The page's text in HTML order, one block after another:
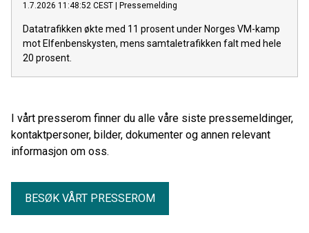
1.7.2026 11:48:52 CEST Pressemelding
Datatrafikken økte med 11 prosent under Norges VM-kamp
mot Elfenbenskysten, mens samtaletrafikken falt med hele
20 prosent.
I vårt presserom finner du alle våre siste pressemeldinger,
kontaktpersoner, bilder, dokumenter og annen relevant
informasjon om oss.
BESØK VÅRT PRESSEROM